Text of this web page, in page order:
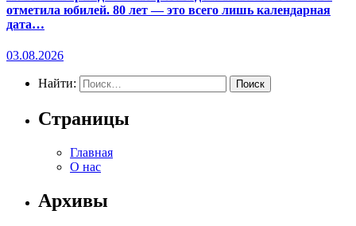
отметила юбилей. 80 лет — это всего лишь календарная
дата…
03.08.2026
Найти:
Страницы
Главная
О нас
Архивы